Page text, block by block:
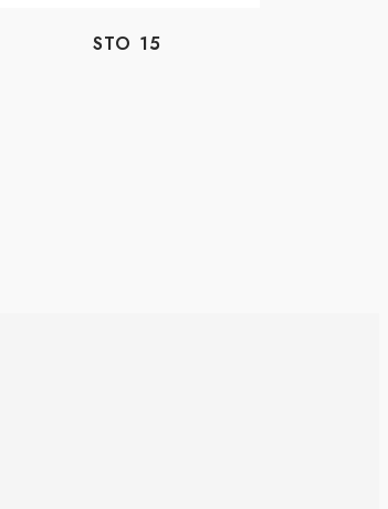
STO 15